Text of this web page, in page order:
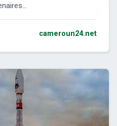
cameroun24.net